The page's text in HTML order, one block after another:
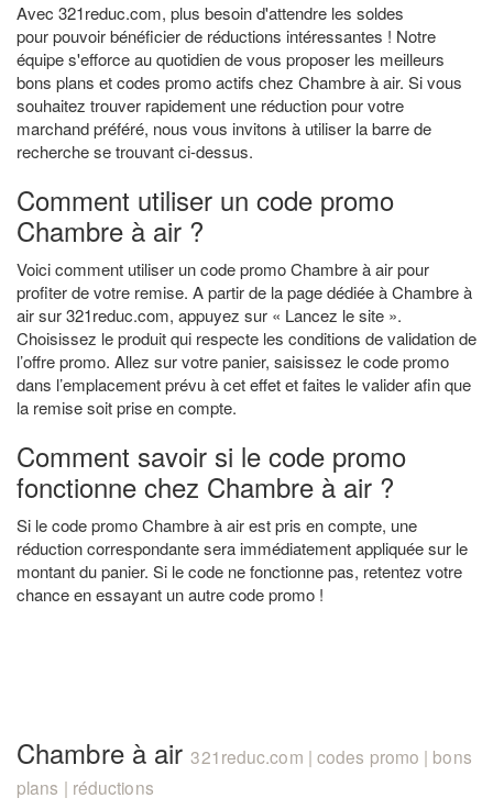
Avec 321reduc.com, plus besoin d'attendre les soldes
pour pouvoir bénéficier de réductions intéressantes ! Notre
équipe s'efforce au quotidien de vous proposer les meilleurs
bons plans et codes promo actifs chez Chambre à air. Si vous
souhaitez trouver rapidement une réduction pour votre
marchand préféré, nous vous invitons à utiliser la barre de
recherche se trouvant ci-dessus.
Comment utiliser un code promo
Chambre à air ?
Voici comment utiliser un code promo Chambre à air pour
profiter de votre remise. A partir de la page dédiée à Chambre à
air sur 321reduc.com, appuyez sur « Lancez le site ».
Choisissez le produit qui respecte les conditions de validation de
l’offre promo. Allez sur votre panier, saisissez le code promo
dans l’emplacement prévu à cet effet et faites le valider afin que
la remise soit prise en compte.
Comment savoir si le code promo
fonctionne chez Chambre à air ?
Si le code promo Chambre à air est pris en compte, une
réduction correspondante sera immédiatement appliquée sur le
montant du panier. Si le code ne fonctionne pas, retentez votre
chance en essayant un autre code promo !
Chambre à air321reduc.com | codes promo | bons
plans | réductions